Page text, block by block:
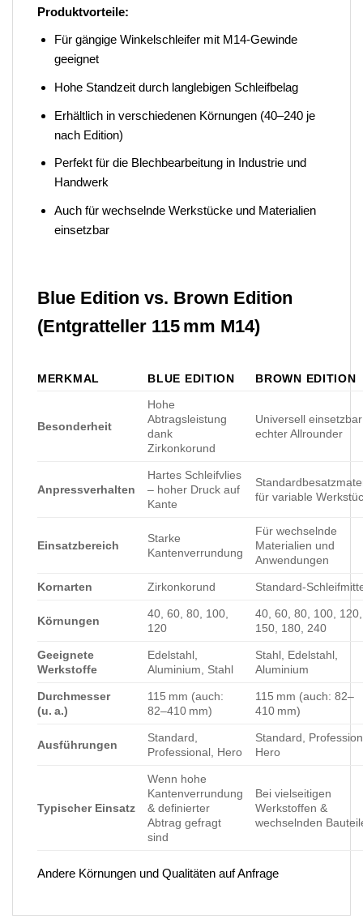
Produktvorteile:
Für gängige Winkelschleifer mit M14-Gewinde
geeignet
Hohe Standzeit durch langlebigen Schleifbelag
Erhältlich in verschiedenen Körnungen (40–240 je
nach Edition)
Perfekt für die Blechbearbeitung in Industrie und
Handwerk
Auch für wechselnde Werkstücke und Materialien
einsetzbar
Blue Edition vs. Brown Edition
(Entgratteller 115 mm M14)
MERKMAL BLUE EDITION BROWN EDITION
Besonderheit
Hohe
Abtragsleistung
dank
Zirkonkorund
Universell
echter Allrounder
Anpressverhalten
Hartes Schleifvlies
– hoher Druck auf
Kante
für variable
Einsatzbereich
Starke
Kantenverrundung
Für wechselnde
Materialien und
Anwendungen
Kornarten Zirkonkorund Standard-
Körnungen
40, 60, 80, 100,
120
40, 60, 80, 100, 120,
150, 180, 240
Geeignete
Werkstoffe
Edelstahl,
Aluminium, Stahl
Stahl, Edelstahl,
Aluminium
Durchmesser
(u. a.)
115 mm (auch:
82–410 mm)
115 mm (auch: 82–
410 mm)
Ausführungen
Standard,
Professional, Hero
Standard,
Hero
Typischer Einsatz
Wenn hohe
Kantenverrundung
& definierter
Abtrag gefragt
sind
Bei vielseitigen
Werkstoffen &
wechselnden
Andere Körnungen und Qualitäten auf Anfrage